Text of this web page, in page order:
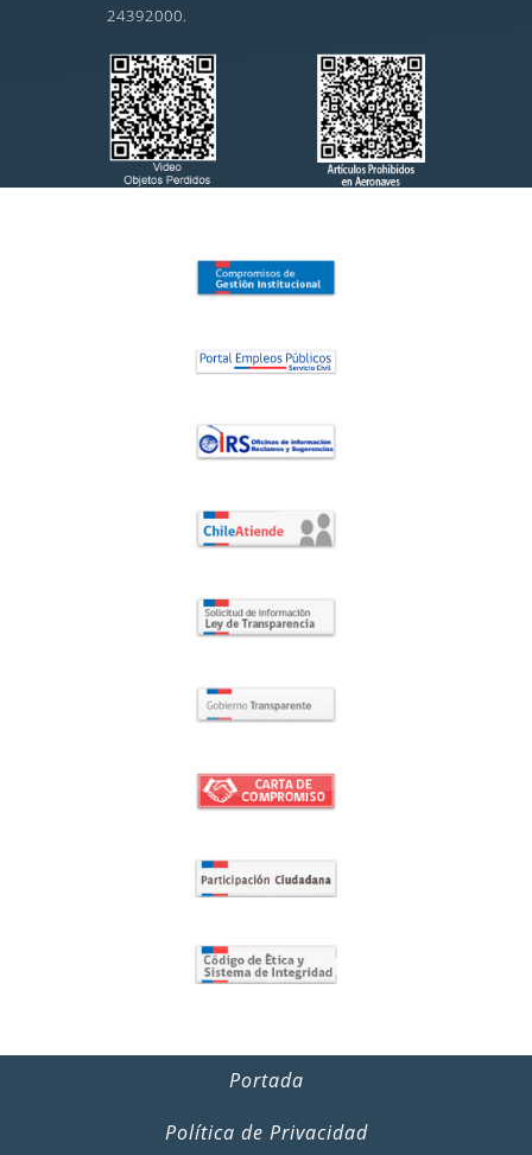
24392000.
Portada
Política de Privacidad